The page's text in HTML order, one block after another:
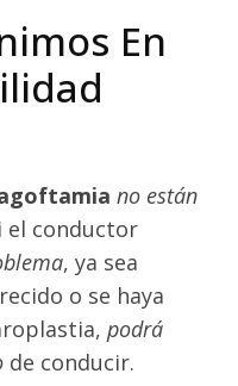
En
no están
el conductor
, ya sea
o se haya
podrá
de conducir.